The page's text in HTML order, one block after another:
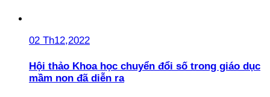
02 Th12,2022
Hội thảo Khoa học chuyển đổi số trong giáo dục
mầm non đã diễn ra